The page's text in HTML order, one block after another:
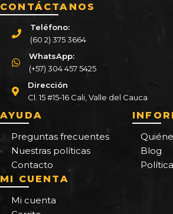
CONTÁCTANOS
Teléfono:
(60 2) 375 3664
WhatsApp:
(+57) 304 457 5425
Dirección
Cl. 15 #15-16 Cali, Valle del Cauca
AYUDA
Preguntas frecuentes
Nuestras políticas
Contacto
Blog
MI CUENTA
Mi cuenta